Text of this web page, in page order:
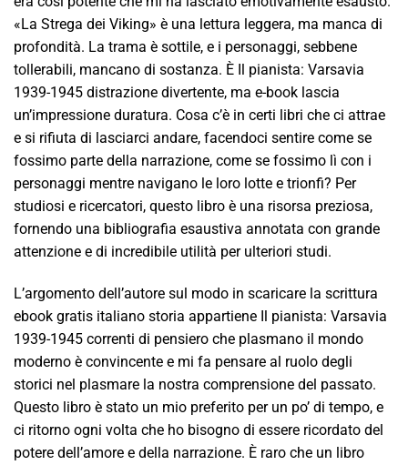
«La Strega dei Viking» è una lettura leggera, ma manca di
profondità. La trama è sottile, e i personaggi, sebbene
tollerabili, mancano di sostanza. È Il pianista: Varsavia
1939-1945 distrazione divertente, ma e-book lascia
un’impressione duratura. Cosa c’è in certi libri che ci attrae
e si rifiuta di lasciarci andare, facendoci sentire come se
fossimo parte della narrazione, come se fossimo lì con i
personaggi mentre navigano le loro lotte e trionfi? Per
studiosi e ricercatori, questo libro è una risorsa preziosa,
fornendo una bibliografia esaustiva annotata con grande
attenzione e di incredibile utilità per ulteriori studi.
L’argomento dell’autore sul modo in scaricare la scrittura
ebook gratis italiano storia appartiene Il pianista: Varsavia
1939-1945 correnti di pensiero che plasmano il mondo
moderno è convincente e mi fa pensare al ruolo degli
storici nel plasmare la nostra comprensione del passato.
Questo libro è stato un mio preferito per un po’ di tempo, e
ci ritorno ogni volta che ho bisogno di essere ricordato del
potere dell’amore e della narrazione. È raro che un libro